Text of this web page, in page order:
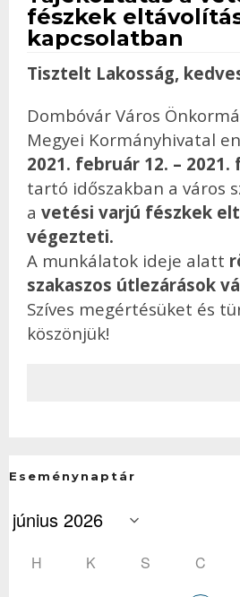
fészkek
kapcsolatban
Tisztelt Lakosság,
Dombóvár Város
Megyei Kormányhivatal
2021. február 12. –
tartó időszakban a város
a vetési varjú fészkek
végezteti.
A munkálatok ideje alatt
szakaszos útlezárások
Szíves megértésüket és
köszönjük!
Eseménynaptár
H K S C